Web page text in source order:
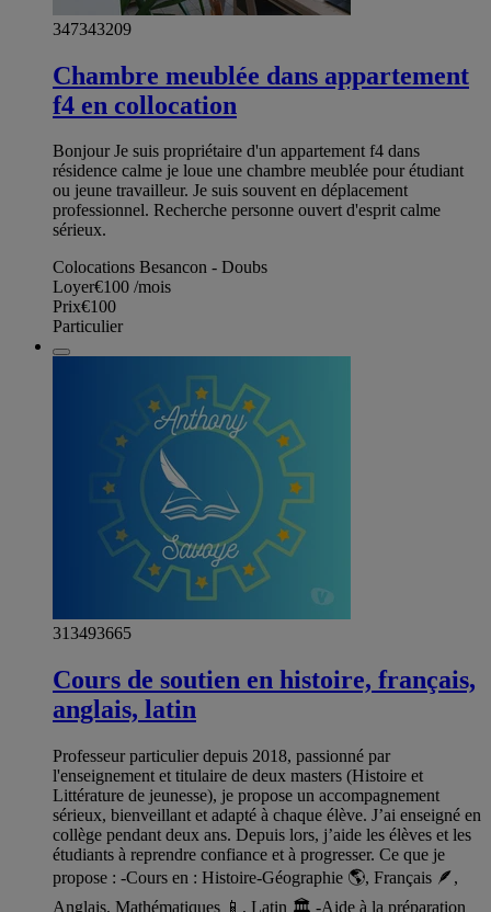
347343209
Chambre meublée dans appartement
f4 en collocation
Bonjour Je suis propriétaire d'un appartement f4 dans
résidence calme je loue une chambre meublée pour étudiant
ou jeune travailleur. Je suis souvent en déplacement
professionnel. Recherche personne ouvert d'esprit calme
sérieux.
Colocations Besancon - Doubs
Loyer€100 /mois
Prix€100
Particulier
313493665
Cours de soutien en histoire, français,
anglais, latin
Professeur particulier depuis 2018, passionné par
l'enseignement et titulaire de deux masters (Histoire et
Littérature de jeunesse), je propose un accompagnement
sérieux, bienveillant et adapté à chaque élève. J’ai enseigné en
collège pendant deux ans. Depuis lors, j’aide les élèves et les
étudiants à reprendre confiance et à progresser. Ce que je
propose : -Cours en : Histoire-Géographie 🌎, Français 🪶,
Anglais, Mathématiques 📱, Latin 🏛️ -Aide à la préparation